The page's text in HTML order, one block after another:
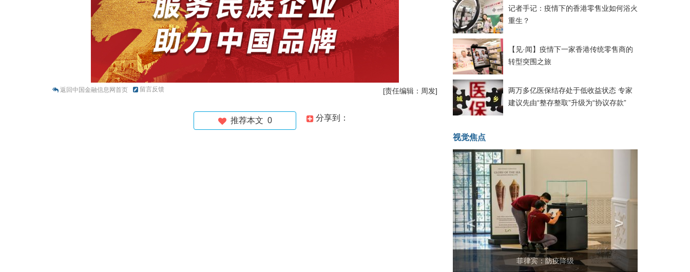
返回中国金融信息网首页 留言反馈 [责任编辑：周发]
分享到：
推荐本文 0
记者手记：疫情下的香港零售业如何浴火
重生？
【见·闻】疫情下一家香港传统零售商的
转型突围之旅
两万多亿医保结存处于低收益状态 专家
建议先由“整存整取”升级为“协议存款”
视觉焦点
菲律宾：防疫降级
< >